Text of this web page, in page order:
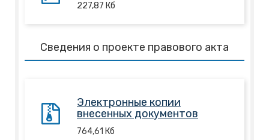
227,87 Кб
Сведения о проекте правового акта
Электронные копии
внесенных документов
764,61 Кб